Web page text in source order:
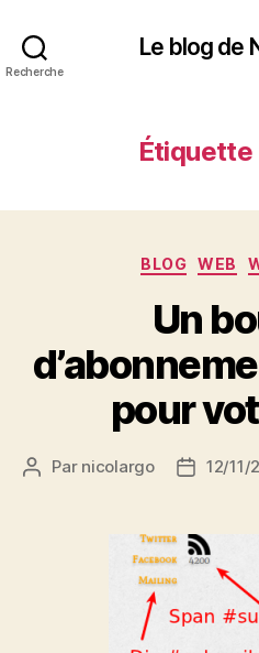
Recherche
Le blog de
Étiquette
BLOG WEB
Un
pour
Auteur
Par nicolargo
Date12/11/